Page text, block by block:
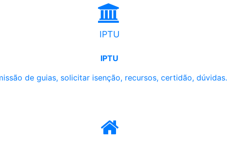
IPTU
IPTU
de guias, solicitar isenção, recursos, certidão, dúvidas.